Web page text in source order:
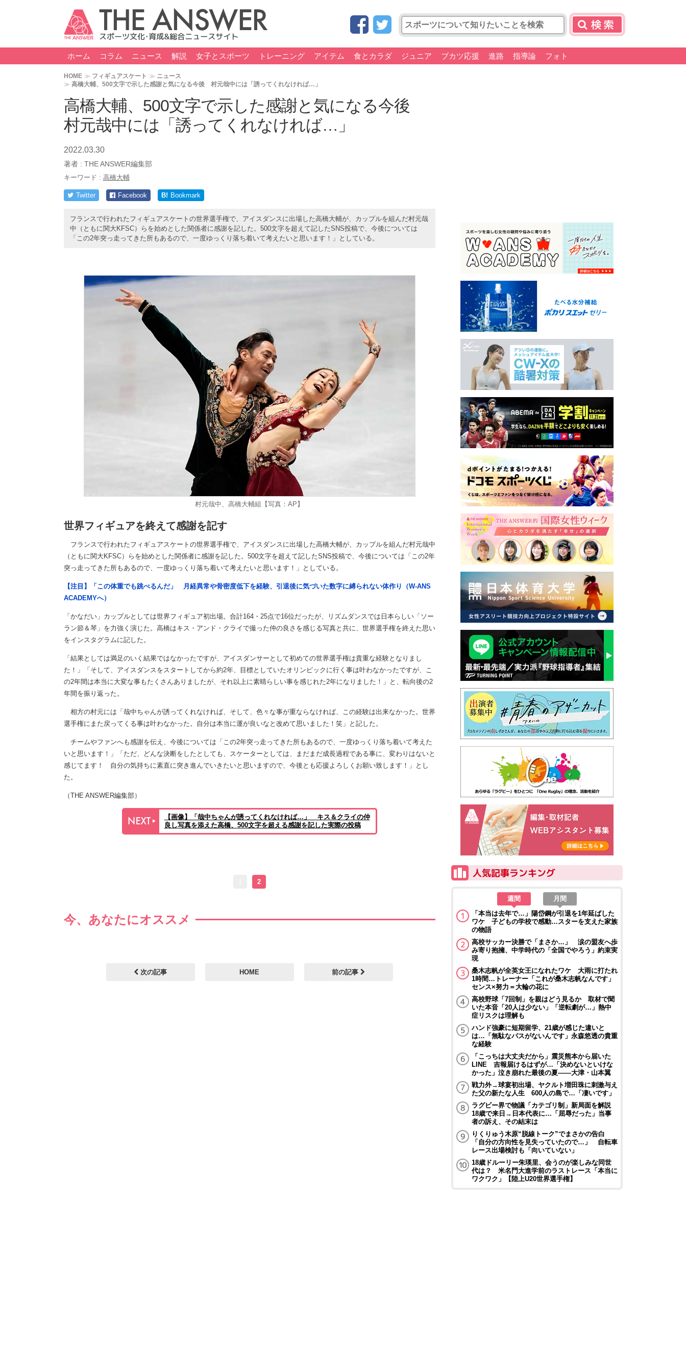
ホーム コラム ニュース 解説 女子とスポーツ トレーニング アイテム 食とカラダ ジュニア ブカツ応援 進路 指導論 フォト
HOME フィギュアスケート
ニュース
高橋大輔、500文字で示した感謝と気になる今後 村元哉中には「誘ってくれなければ…」
高橋大輔、500文字で示した感謝と気になる今後
村元哉中には「誘ってくれなければ…」
2022.03.30
著者 : THE ANSWER編集部
キーワード : 高橋大輔
Twitter Facebook B! Bookmark
フランスで行われたフィギュアスケートの世界選手権で、アイスダンスに出場した高橋大輔が、カップルを組んだ村元哉
中（ともに関大KFSC）らを始めとした関係者に感謝を記した。500文字を超えて記したSNS投稿で、今後については
「この2年突っ走ってきた所もあるので、一度ゆっくり落ち着いて考えたいと思います！」としている。
村元哉中、高橋大輔組【写真：AP】
世界フィギュアを終えて感謝を記す
フランスで行われたフィギュアスケートの世界選手権で、アイスダンスに出場した高橋大輔が、カップルを組んだ村元哉中
（ともに関大KFSC）らを始めとした関係者に感謝を記した。500文字を超えて記したSNS投稿で、今後については「この2年
突っ走ってきた所もあるので、一度ゆっくり落ち着いて考えたいと思います！」としている。
【注目】「この体重でも跳べるんだ」 月経異常や骨密度低下を経験、引退後に気づいた数字に縛られない体作り（W-ANS
ACADEMYへ）
「かなだい」カップルとしては世界フィギュア初出場。合計164・25点で16位だったが、リズムダンスでは日本らしい「ソー
ラン節＆琴」を力強く演じた。高橋はキス・アンド・クライで撮った仲の良さを感じる写真と共に、世界選手権を終えた思い
をインスタグラムに記した。
「結果としては満足のいく結果ではなかったですが、アイスダンサーとして初めての世界選手権は貴重な経験となりまし
た！」「そして、アイスダンスをスタートしてから約2年、目標としていたオリンピックに行く事は叶わなかったですが、こ
の2年間は本当に大変な事もたくさんありましたが、それ以上に素晴らしい事を感じれた2年になりました！」と、転向後の2
年間を振り返った。
相方の村元には「哉中ちゃんが誘ってくれなければ、そして、色々な事が重ならなければ、この経験は出来なかった。世界
選手権にまた戻ってくる事は叶わなかった。自分は本当に運が良いなと改めて思いました！笑」と記した。
チームやファンへも感謝を伝え、今後については「この2年突っ走ってきた所もあるので、一度ゆっくり落ち着いて考えた
いと思います！」「ただ、どんな決断をしたとしても、スケーターとしては、まだまだ成長過程である事に、変わりはないと
感じてます！ 自分の気持ちに素直に突き進んでいきたいと思いますので、今後とも応援よろしくお願い致します！」とし
た。
（THE ANSWER編集部）
【画像】「哉中ちゃんが誘ってくれなければ…」 キス＆クライの仲
良し写真を添えた高橋、500文字を超える感謝を記した実際の投稿
2
今、あなたにオススメ
次の記事 HOME 前の記事
週間
月間
「本当は去年で…」陽岱鋼が引退を1年延ばした
ワケ 子どもの学校で感動…スターを支えた家族
の物語
高校サッカー決勝で「まさか…」 涙の盟友へ歩
み寄り抱擁、中学時代の「全国でやろう」約束実
現
桑木志帆が全英女王になれたワケ 大雨に打たれ
1時間…トレーナー「これが桑木志帆なんです」
センス×努力＝大輪の花に
高校野球「7回制」を親はどう見るか 取材で聞
いた本音「20人は少ない」「逆転劇が…」熱中
症リスクは理解も
ハンド強豪に短期留学、21歳が感じた違いと
は…「無駄なパスがないんです」永森悠透の貴重
な経験
「こっちは大丈夫だから」震災熊本から届いた
LINE 吉報届けるはずが…「決めないといけな
かった」泣き崩れた最後の夏――大津・山本翼
戦力外→球宴初出場、ヤクルト増田珠に刺激与え
た父の新たな人生 600人の島で…「凄いです」
ラグビー界で物議「カテゴリ制」新局面を解説
18歳で来日→日本代表に…「屈辱だった」当事
者の訴え、その結末は
りくりゅう木原“脱線トーク”でまさかの告白
「自分の方向性を見失っていたので…」 自転車
レース出場検討も「向いていない」
18歳ドルーリー朱瑛里、会うのが楽しみな同世
代は？ 米名門大進学前のラストレース「本当に
ワクワク」【陸上U20世界選手権】